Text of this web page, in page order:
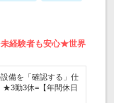
経験者も安心★世界
備を「確認する」仕
勤3休=【年間休日